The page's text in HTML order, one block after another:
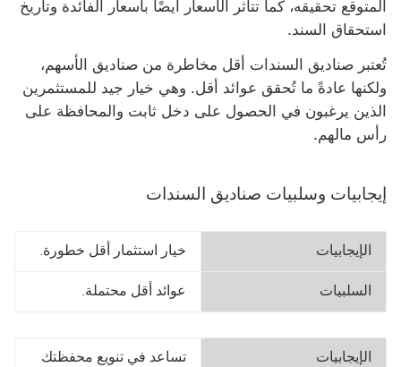
المتوقع تحقيقه، كما تتأثر الأسعار أيضًا بأسعار الفائدة وتاريخ
استحقاق السند.
تُعتبر صناديق السندات أقل مخاطرة من صناديق الأسهم،
ولكنها عادةً ما تُحقق عوائد أقل. وهي خيار جيد للمستثمرين
الذين يرغبون في الحصول على دخل ثابت والمحافظة على
رأس مالهم.
إيجابيات وسلبيات صناديق السندات
الإيجابيات خيار استثمار أقل خطورة.
السلبيات عوائد أقل محتملة.
الإيجابيات
تساعد في تنويع محفظتك